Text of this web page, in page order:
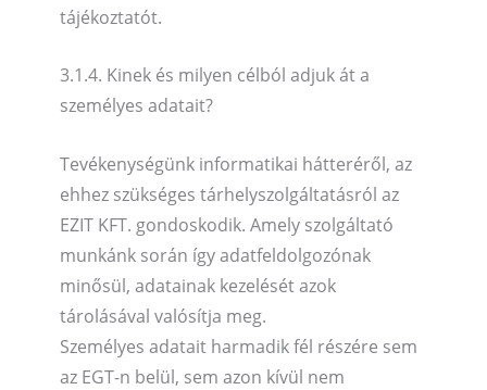
tájékoztatót.
3.1.4. Kinek és milyen célból adjuk át a
személyes adatait?
Tevékenységünk informatikai hátteréről, az
ehhez szükséges tárhelyszolgáltatásról az
EZIT KFT. gondoskodik. Amely szolgáltató
munkánk során így adatfeldolgozónak
minősül, adatainak kezelését azok
tárolásával valósítja meg.
Személyes adatait harmadik fél részére sem
az EGT-n belül, sem azon kívül nem